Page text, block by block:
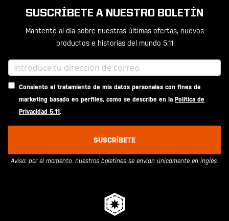
SUSCRÍBETE A NUESTRO BOLETÍN
Mantente al día sobre nuestras últimas ofertas, nuevos
productos e historias del mundo 5.11
Consiento el tratamiento de mis datos personales con fines de
marketing basado en perfiles, como se describe en la Política de
Privacidad 5.11.
SUSCRÍBETE
Aviso: por el momento, nuestros boletines se envían únicamente en inglés.